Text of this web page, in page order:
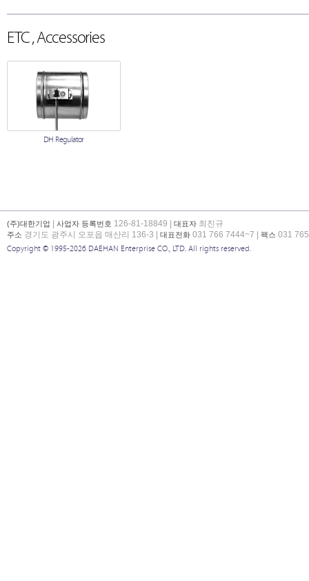
ETC , Accessories
DH Regulator
(주)대한기업 | 사업자 등록번호 126-81-18849 | 대표자 최진규
주소 경기도 광주시 오포읍 매산리 136-3 | 대표전화 031 766 7444~7 | 팩스 031
Copyright © 1995-2026 DAEHAN Enterprise CO., LTD. All rights reserved.